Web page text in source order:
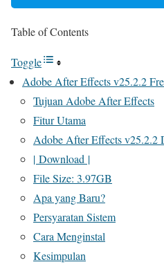
Table of Contents
Toggle
Adobe After Effects v25.2.2
Tujuan Adobe After Effects
Fitur Utama
Adobe After Effects v25.2.2
| Download |
File Size: 3.97GB
Apa yang Baru?
Persyaratan Sistem
Cara Menginstal
Kesimpulan